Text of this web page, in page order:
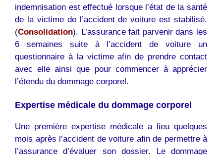
indemnisation est effectué lorsque l’état de la santé
de la victime de l’accident de voiture est stabilisé.
(Consolidation). L’assurance fait parvenir dans les
6 semaines suite à l’accident de voiture un
questionnaire à la victime afin de prendre contact
avec elle ainsi que pour commencer à apprécier
l’étendu du dommage corporel.
Expertise médicale du dommage corporel
Une première expertise médicale a lieu quelques
mois après l’accident de voiture afin de permettre à
l’assurance d’évaluer son dossier. Le dommage